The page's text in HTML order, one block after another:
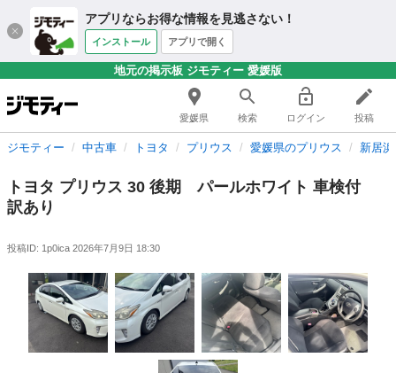
アプリならお得な情報を見逃さない！
インストール アプリで開く
地元の掲示板 ジモティー 愛媛版
愛媛県 検索 ログイン 投稿
ジモティー 中古車 トヨタ プリウス 愛媛県のプリウス 新居
トヨタ プリウス 30 後期 パールホワイト 車検付
訳あり
投稿ID: 1p0ica 2026年7月9日 18:30